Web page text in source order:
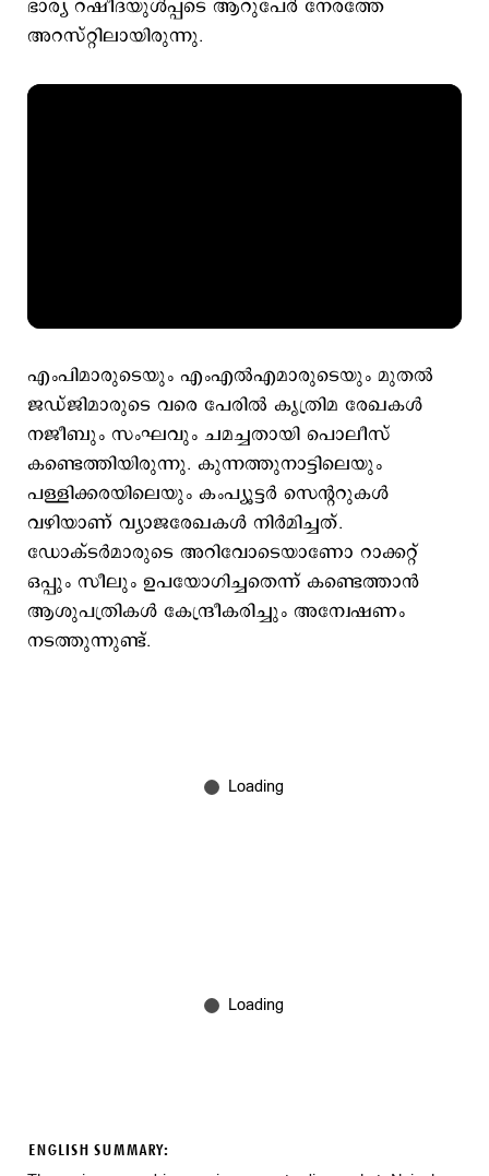
ഭാര്യ റഷീദയുള്‍പ്പടെ ആറുപേര്‍ നേരത്തേ
അറസ്റ്റിലായിരുന്നു.
എംപിമാരുടെയും എംഎല്‍എമാരുടെയും മുതല്‍
ജഡ്ജിമാരുടെ വരെ പേരില്‍ കൃത്രിമ രേഖകള്‍
നജീബും സംഘവും ചമച്ചതായി പൊലീസ്
കണ്ടെത്തിയിരുന്നു. കുന്നത്തുനാട്ടിലെയും
പള്ളിക്കരയിലെയും കംപ്യൂട്ടര്‍ സെന്‍ററുകള്‍
വഴിയാണ് വ്യാജരേഖകള്‍ നിര്‍മിച്ചത്.
ഡോക്ടർമാരുടെ അറിവോടെയാണോ റാക്കറ്റ്
ഒപ്പും സീലും ഉപയോഗിച്ചതെന്ന് കണ്ടെത്താൻ
ആശുപത്രികൾ കേന്ദ്രീകരിച്ചും അന്വേഷണം
നടത്തുന്നുണ്ട്.
ENGLISH SUMMARY: